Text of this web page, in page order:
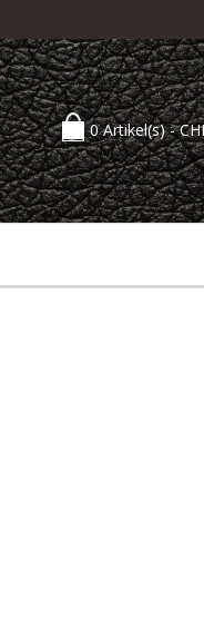
0 Artikel(s) -